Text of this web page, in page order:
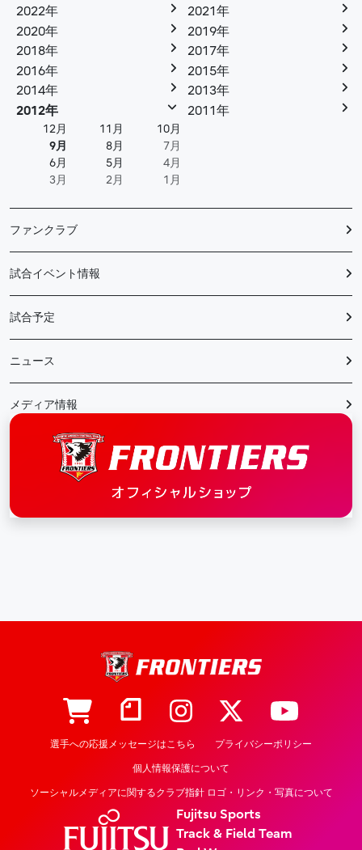
2022年
2021年
2020年
2019年
2018年
2017年
2016年
2015年
2014年
2013年
2012年
12月 11月
10月
9月
8月
7月
6月
5月
4月
3月
2月 1月
2011年
ファンクラブ
試合イベント情報
試合予定
ニュース
メディア情報
選手への応援メッセージはこちら プライバシーポリシー
個人情報保護について
ソーシャルメディアに関するクラブ指針 ロゴ・リンク・写真について
Fujitsu Sports
Track & Field Team